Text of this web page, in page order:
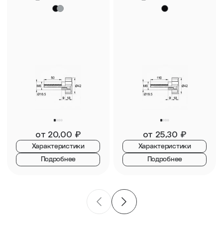
от 20,00 ₽
Характеристики
Подробнее
от 25,30 ₽
Характеристики
Подробнее